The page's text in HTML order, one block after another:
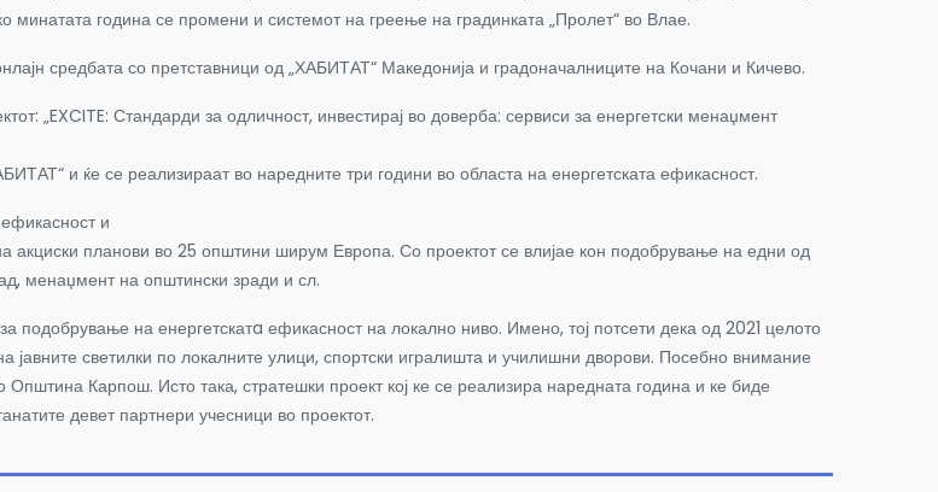
минатата година се промени и системот на греење на градинката „Пролет“ во Влае.
средбата со претставници од „ХАБИТАТ“ Македонија и градоначалниците на Кочани и Кичево.
„EXCITE: Стандарди за одличност, инвестирај во доверба: сервиси за енергетски менаџмент
и ќе се реализираат во наредните три години во областа на енергетската ефикасност.
и
акциски планови во 25 општини ширум Европа. Со проектот се влијае кон подобрување на едни од
менаџмент на општински зради и сл.
подобрување на енергетскатa ефикасност на локално ниво. Имено, тој потсети дека од 2021 целото
светилки по локалните улици, спортски игралишта и училишни дворови. Посебно внимание
Карпош. Исто така, стратешки проект кој ке се реализира наредната година и ке биде
девет партнери учесници во проектот.